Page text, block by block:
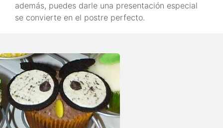
además, puedes darle una presentación especial
se convierte en el postre perfecto.